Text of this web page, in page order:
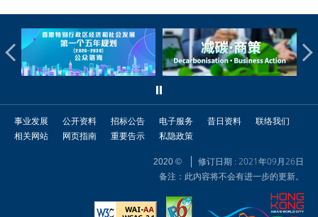
事业发展 公开资料 招标公告 电子服务 昔日资料
联络我们
相关网站
网页指南 重要告示 私隐政策
2020 ©
修订日期 : 2021年09月26日
备注：此内容将不会有进一步的更新。